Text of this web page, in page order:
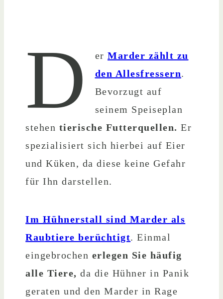
D er Marder zählt zu
den Allesfressern.
Bevorzugt auf
seinem Speiseplan
stehen tierische Futterquellen. Er
spezialisiert sich hierbei auf Eier
und Küken, da diese keine Gefahr
für Ihn darstellen.
Im Hühnerstall sind Marder als
Raubtiere berüchtigt. Einmal
eingebrochen erlegen Sie häufig
alle Tiere, da die Hühner in Panik
geraten und den Marder in Rage